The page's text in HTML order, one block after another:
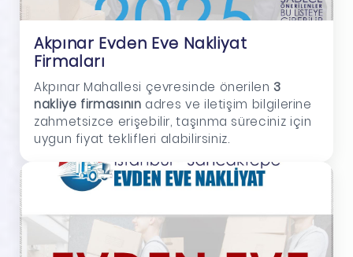
Akpınar Evden Eve Nakliyat
Firmaları
Akpınar Mahallesi çevresinde önerilen3
nakliye firmasının adres ve iletişim bilgilerine
zahmetsizce erişebilir, taşınma süreciniz için
uygun fiyat teklifleri alabilirsiniz.